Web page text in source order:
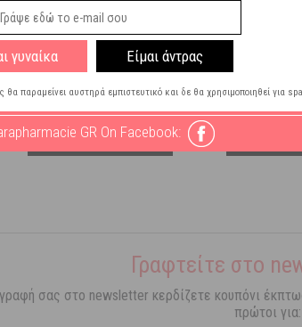
Sophie La Girafe Βελούδινη
Κουδουνίστρα με Μασητικό
Κρίκο Οδοντοφυΐας 2 σε 1 3m+
Διαθέσιμο
ΣΤΟ ΚΑΛΑΘΙ
Γραφτείτε στο
σας στο newsletter κερδίζετε κουπόνι
πρώτοι για:
γυναίκα Είμαι άντρας
παραμείνει αυστηρά εμπιστευτικό και δε θα χρησιμοποιηθεί για
GR On Facebook: